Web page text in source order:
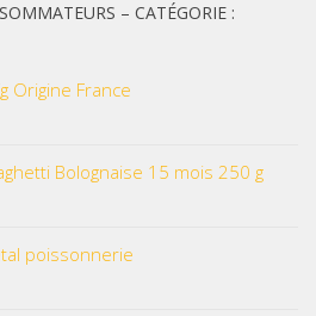
– CATÉGORIE :
Origine France
Bolognaise 15 mois 250 g
poissonnerie